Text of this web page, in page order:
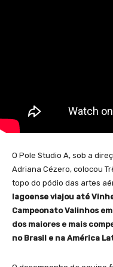
O Pole Studio A, sob a
Adriana Cézero, colocou
topo do pódio das artes
lagoense viajou até
Campeonato Valinhos
dos maiores e mais
no Brasil e na América